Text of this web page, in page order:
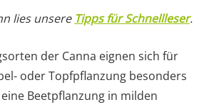
lies unsere Tipps für Schnellleser.
der Canna eignen sich für
oder Topfpflanzung besonders
Beetpflanzung in milden